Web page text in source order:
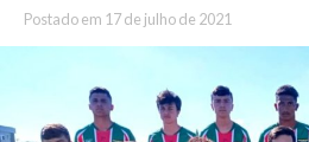
Postado em 17 de julho de 2021